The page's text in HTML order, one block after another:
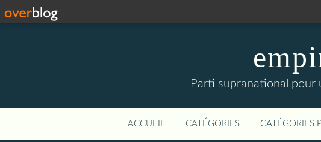
Parti supranational pour
ACCUEIL CATÉGORIES CATÉGORIES